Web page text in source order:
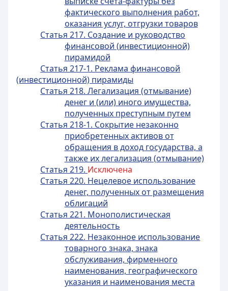
фактического выполнения работ,
оказания услуг, отгрузки товаров
Статья 217. Создание и руководство
финансовой (инвестиционной)
пирамидой
Статья 217-1. Реклама финансовой
(инвестиционной) пирамиды
Статья 218. Легализация (отмывание)
денег и (или) иного имущества,
полученных преступным путем
Статья 218-1. Сокрытие незаконно
приобретенных активов от
обращения в доход государства, а
также их легализация (отмывание)
Статья 219. Исключена
Статья 220. Нецелевое использование
денег, полученных от размещения
облигаций
Статья 221. Монополистическая
деятельность
Статья 222. Незаконное использование
товарного знака, знака
обслуживания, фирменного
наименования, географического
указания и наименования места